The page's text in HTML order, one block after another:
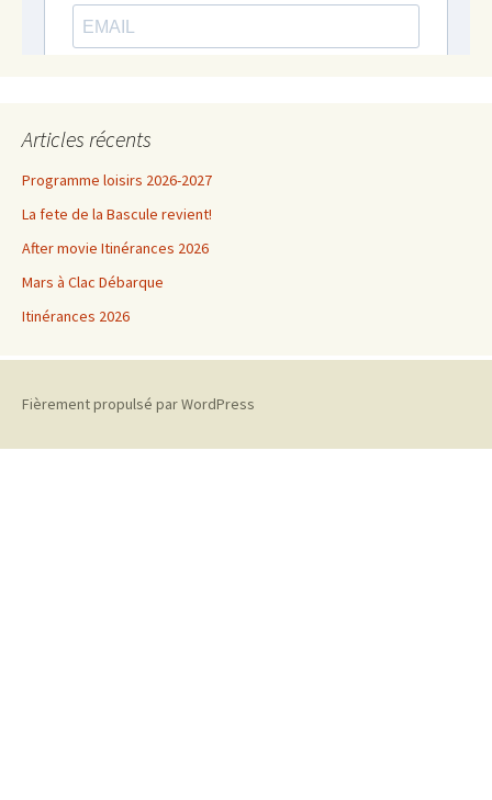
Articles récents
Programme loisirs 2026-2027
La fete de la Bascule revient!
After movie Itinérances 2026
Mars à Clac Débarque
Itinérances 2026
Fièrement propulsé par WordPress